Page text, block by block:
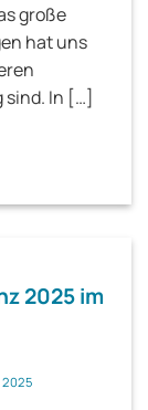
große
hat uns
sind. In […]
2025 im
2025